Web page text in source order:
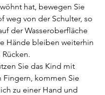
hat, bewegen Sie
weg von der Schulter, so
der Wasseroberfläche
Hände bleiben weiterhin
Sie das Kind mit
Fingern, kommen Sie
zu einer Hand und